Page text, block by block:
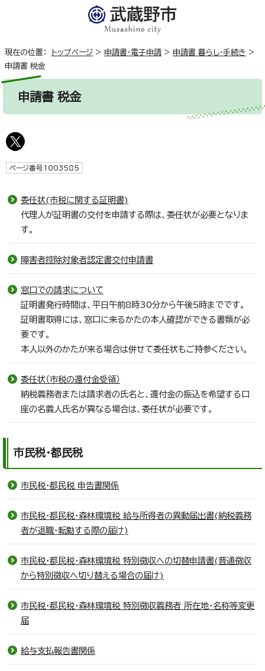
現在の位置： トップページ > 申請書・電子申請 > 申請書 暮らし・手続き >
申請書 税金
申請書 税金
ページ番号1003585
委任状(市税に関する証明書)
代理人が証明書の交付を申請する際は、委任状が必要となりま
す。
障害者控除対象者認定書交付申請書
窓口での請求について
証明書発行時間は、平日午前8時30分から午後5時までです。
証明書取得には、窓口に来るかたの本人確認ができる書類が必
要です。
本人以外のかたが来る場合は併せて委任状もご持参ください。
委任状（市税の還付金受領）
納税義務者または請求者の氏名と、還付金の振込を希望する口
座の名義人氏名が異なる場合は、委任状が必要です。
市民税・都民税
市民税・都民税 申告書関係
市民税・都民税・森林環境税 給与所得者の異動届出書(納税義務
者が退職・転勤する際の届け)
市民税・都民税・森林環境税 特別徴収への切替申請書(普通徴収
から特別徴収へ切り替える場合の届け)
市民税・都民税・森林環境税 特別徴収義務者 所在地・名称等変更
届
給与支払報告書関係